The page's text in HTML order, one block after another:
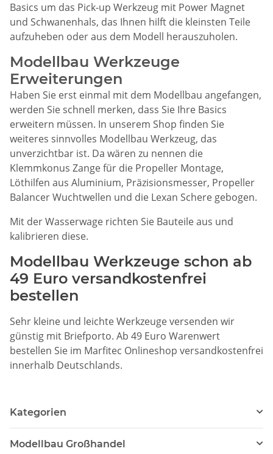
Basics um das Pick-up Werkzeug mit Power Magnet
und Schwanenhals, das Ihnen hilft die kleinsten Teile
aufzuheben oder aus dem Modell herauszuholen.
Modellbau Werkzeuge
Erweiterungen
Haben Sie erst einmal mit dem Modellbau angefangen,
werden Sie schnell merken, dass Sie Ihre Basics
erweitern müssen. In unserem Shop finden Sie
weiteres sinnvolles Modellbau Werkzeug, das
unverzichtbar ist. Da wären zu nennen die
Klemmkonus Zange für die Propeller Montage,
Löthilfen aus Aluminium, Präzisionsmesser, Propeller
Balancer Wuchtwellen und die Lexan Schere gebogen.
Mit der Wasserwage richten Sie Bauteile aus und
kalibrieren diese.
Modellbau Werkzeuge schon ab
49 Euro versandkostenfrei
bestellen
Sehr kleine und leichte Werkzeuge versenden wir
günstig mit Briefporto. Ab 49 Euro Warenwert
bestellen Sie im Marfitec Onlineshop versandkostenfrei
innerhalb Deutschlands.
Kategorien
Modellbau Großhandel